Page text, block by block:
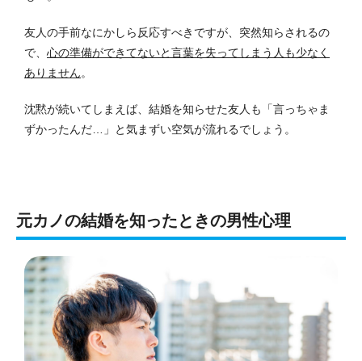
友人の手前なにかしら反応すべきですが、突然知らされるの
で、 心の準備ができてないと言葉を失ってしまう人も少なく
ありません。
沈黙が続いてしまえば、結婚を知らせた友人も「言っちゃま
ずかったんだ…」と気まずい空気が流れるでしょう。
元カノの結婚を知ったときの男性心理